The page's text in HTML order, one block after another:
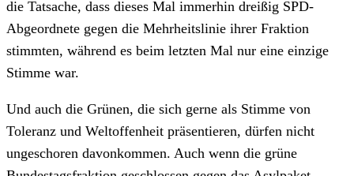
die Tatsache, dass dieses Mal immerhin dreißig SPD-
Abgeordnete gegen die Mehrheitslinie ihrer Fraktion
stimmten, während es beim letzten Mal nur eine einzige
Stimme war.
Und auch die Grünen, die sich gerne als Stimme von
Toleranz und Weltoffenheit präsentieren, dürfen nicht
ungeschoren davonkommen. Auch wenn die grüne